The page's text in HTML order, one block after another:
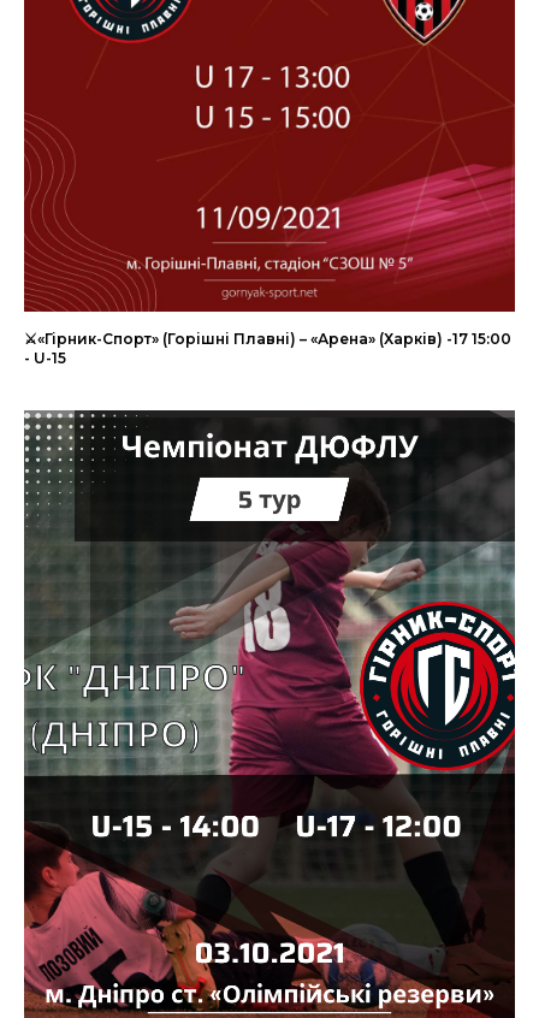
⚔«Гірник-Спорт» (Горішні Плавні) – «Арена» (Харків) -17 15:00
- U-15